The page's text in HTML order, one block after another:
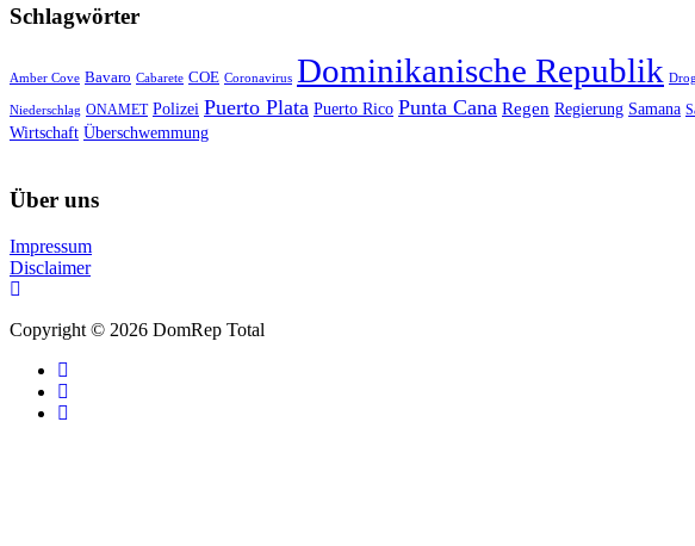
Schlagwörter
Amber Cove Bavaro Cabarete COE Coronavirus Dominikanische Republik
Niederschlag ONAMET Polizei Puerto Plata Puerto Rico Punta Cana Regen Regierung Samana
Wirtschaft Überschwemmung
Über uns
Impressum
Disclaimer
Copyright © 2026 DomRep Total